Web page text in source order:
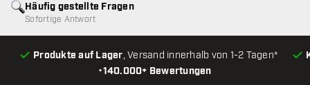
•140.000+ Bewertungen
Produkte auf Lager, Versand innerhalb von 1-2 Tagen*
Häufig gestellte Fragen
Sofortige Antwort